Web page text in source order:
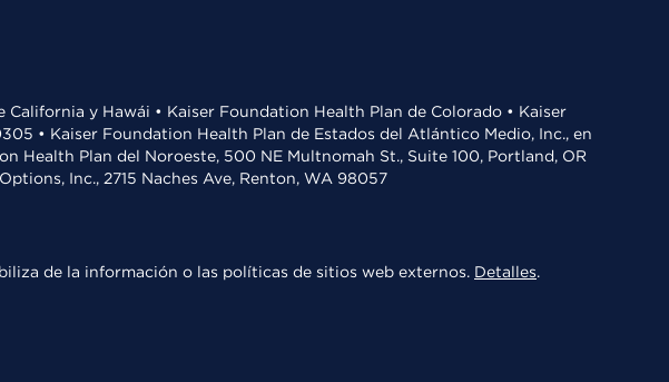
y Hawái • Kaiser Foundation Health Plan de Colorado • Kaiser
• Kaiser Foundation Health Plan de Estados del Atlántico Medio, Inc., en
Health Plan del Noroeste, 500 NE Multnomah St., Suite 100, Portland, OR
Inc., 2715 Naches Ave, Renton, WA 98057
de la información o las políticas de sitios web externos. Detalles.